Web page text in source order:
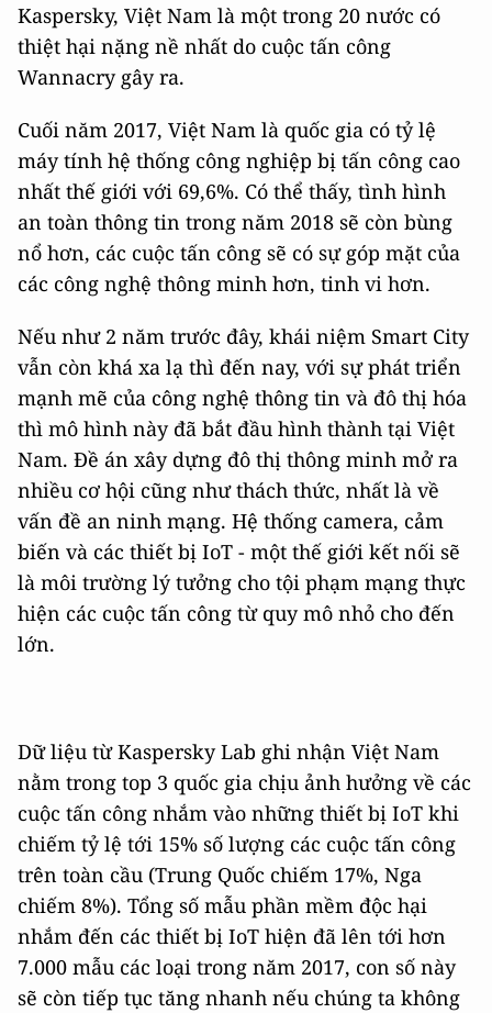
Kaspersky, Việt Nam là một trong 20 nước có
thiệt hại nặng nề nhất do cuộc tấn công
Wannacry gây ra.
Cuối năm 2017, Việt Nam là quốc gia có tỷ lệ
máy tính hệ thống công nghiệp bị tấn công cao
nhất thế giới với 69,6%. Có thể thấy, tình hình
an toàn thông tin trong năm 2018 sẽ còn bùng
nổ hơn, các cuộc tấn công sẽ có sự góp mặt của
các công nghệ thông minh hơn, tinh vi hơn.
Nếu như 2 năm trước đây, khái niệm Smart City
vẫn còn khá xa lạ thì đến nay, với sự phát triển
mạnh mẽ của công nghệ thông tin và đô thị hóa
thì mô hình này đã bắt đầu hình thành tại Việt
Nam. Đề án xây dựng đô thị thông minh mở ra
nhiều cơ hội cũng như thách thức, nhất là về
vấn đề an ninh mạng. Hệ thống camera, cảm
biến và các thiết bị IoT - một thế giới kết nối sẽ
là môi trường lý tưởng cho tội phạm mạng thực
hiện các cuộc tấn công từ quy mô nhỏ cho đến
lớn.
Dữ liệu từ Kaspersky Lab ghi nhận Việt Nam
nằm trong top 3 quốc gia chịu ảnh hưởng về các
cuộc tấn công nhắm vào những thiết bị IoT khi
chiếm tỷ lệ tới 15% số lượng các cuộc tấn công
trên toàn cầu (Trung Quốc chiếm 17%, Nga
chiếm 8%). Tổng số mẫu phần mềm độc hại
nhắm đến các thiết bị IoT hiện đã lên tới hơn
7.000 mẫu các loại trong năm 2017, con số này
sẽ còn tiếp tục tăng nhanh nếu chúng ta không